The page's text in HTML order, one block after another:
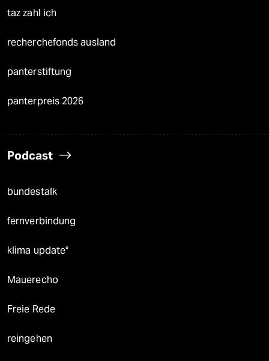
taz zahl ich
recherchefonds ausland
panterstiftung
panterpreis 2026
Podcast
bundestalk
fernverbindung
klima update°
Mauerecho
Freie Rede
reingehen